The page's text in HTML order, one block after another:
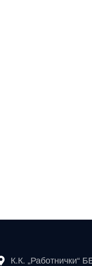
К.К. „Работнички“